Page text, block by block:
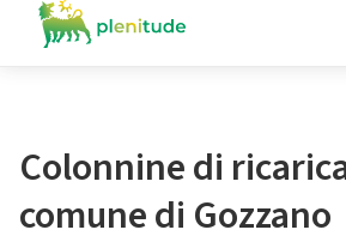
Colonnine di
comune di Gozzano